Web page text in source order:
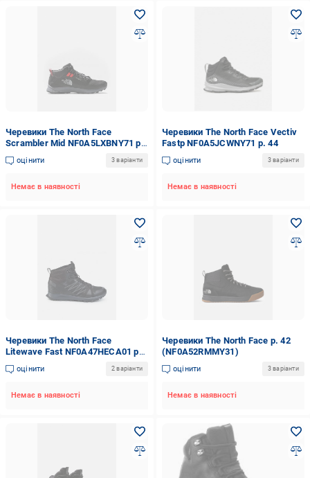
Черевики The North Face
Scrambler Mid NF0A5LXBNY71 р.
42/43
оцінити 3 варіанти
Немає в наявності
Черевики The North Face Vectiv
Fastp NF0A5JCWNY71 р. 44
оцінити 3 варіанти
Немає в наявності
Черевики The North Face
Litewave Fast NF0A47HECA01 р.
42
оцінити 2 варіанти
Немає в наявності
Черевики The North Face р. 42
(NF0A52RMMY31)
оцінити 3 варіанти
Немає в наявності